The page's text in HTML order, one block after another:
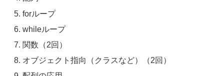
forループ
whileループ
関数（2回）
オブジェクト指向（クラスなど）（2回）